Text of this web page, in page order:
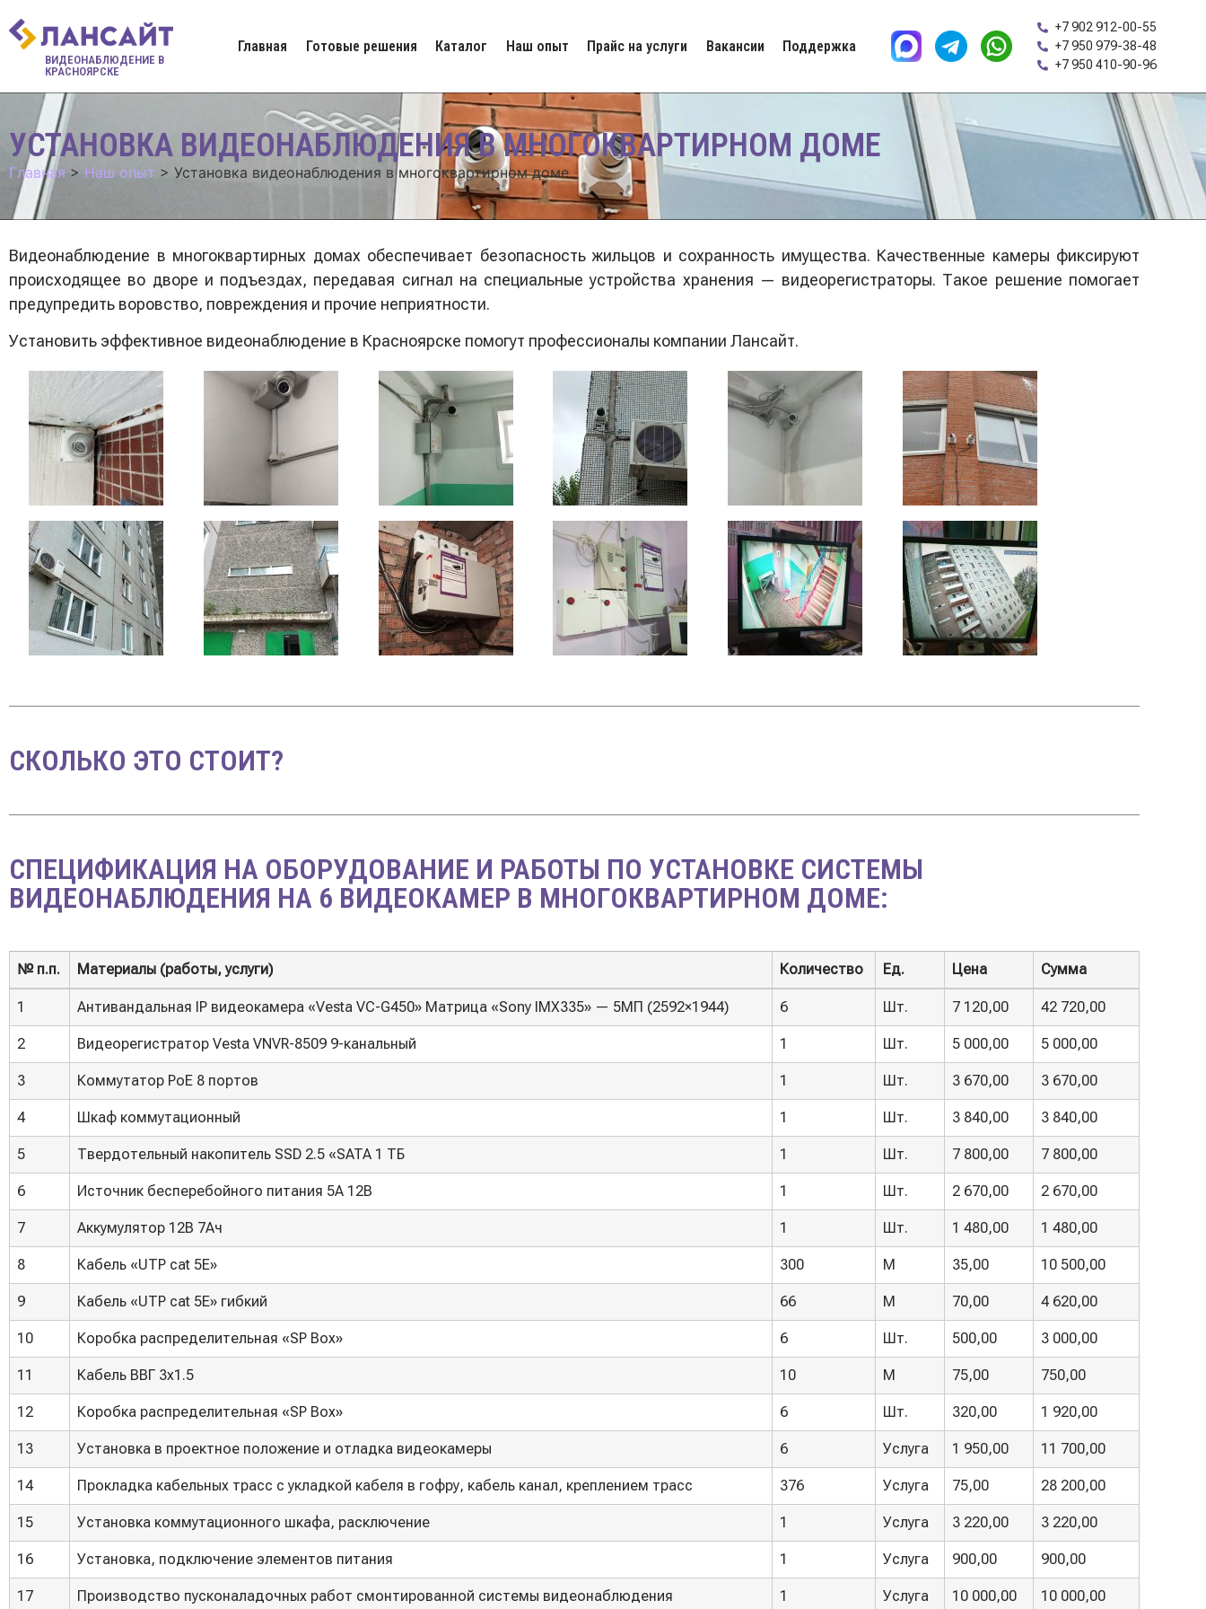
ВИДЕОНАБЛЮДЕНИЕ В
КРАСНОЯРСКЕ
Главная Готовые решения Каталог Наш опыт Прайс на услуги Вакансии Поддержка
+7 902 912-00-55
+7 950 979-38-48
+7 950 410-90-96
УСТАНОВКА ВИДЕОНАБЛЮДЕНИЯ В МНОГОКВАРТИРНОМ ДОМЕ
Главная > Наш опыт > Установка видеонаблюдения в многоквартирном доме
Видеонаблюдение в многоквартирных домах обеспечивает безопасность жильцов и сохранность имущества. Качественные камеры фиксируют
происходящее во дворе и подъездах, передавая сигнал на специальные устройства хранения — видеорегистраторы. Такое решение помогает
предупредить воровство, повреждения и прочие неприятности.
Установить эффективное видеонаблюдение в Красноярске помогут профессионалы компании Лансайт.
СКОЛЬКО ЭТО СТОИТ?
СПЕЦИФИКАЦИЯ НА ОБОРУДОВАНИЕ И РАБОТЫ ПО УСТАНОВКЕ СИСТЕМЫ
ВИДЕОНАБЛЮДЕНИЯ НА 6 ВИДЕОКАМЕР В МНОГОКВАРТИРНОМ ДОМЕ:
№ п.п. Материалы (работы, услуги) Количество Ед. Цена
Сумма
№ п.п.
Материалы (работы, услуги) Количество Ед. Цена Сумма
1 Антивандальная IP видеокамера «Vesta VC-G450» Матрица «Sony IMX335» — 5МП (2592×1944) 6 Шт. 7 120,00 42 720,00
2 Видеорегистратор Vesta VNVR-8509 9-канальный 1 Шт. 5 000,00 5 000,00
3 Коммутатор PoE 8 портов 1 Шт. 3 670,00 3 670,00
4 Шкаф коммутационный 1 Шт. 3 840,00 3 840,00
5 Твердотельный накопитель SSD 2.5 «SATA 1 ТБ 1 Шт. 7 800,00 7 800,00
6 Источник бесперебойного питания 5А 12В 1 Шт. 2 670,00 2 670,00
7 Аккумулятор 12В 7Ач 1 Шт. 1 480,00 1 480,00
8 Кабель «UTP cat 5E» 300 М 35,00 10 500,00
9 Кабель «UTP cat 5E» гибкий 66 М 70,00 4 620,00
10 Коробка распределительная «SP Box» 6 Шт. 500,00 3 000,00
11 Кабель ВВГ 3х1.5 10 М 75,00 750,00
12 Коробка распределительная «SP Box» 6 Шт. 320,00 1 920,00
13 Установка в проектное положение и отладка видеокамеры 6 Услуга 1 950,00 11 700,00
14 Прокладка кабельных трасс с укладкой кабеля в гофру, кабель канал, креплением трасс 376 Услуга 75,00 28 200,00
15 Установка коммутационного шкафа, расключение 1 Услуга 3 220,00 3 220,00
16 Установка, подключение элементов питания 1 Услуга 900,00 900,00
17 Производство пусконаладочных работ смонтированной системы видеонаблюдения 1 Услуга 10 000,00 10 000,00